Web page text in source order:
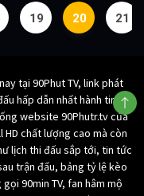
19 20 21
tại 90Phut TV, link phát
hấp dẫn nhất hành tinh
website 90Phutr.tv của
chất lượng cao mà còn
lịch thi đấu sắp tới, tin tức
trận đấu, bảng tỷ lệ kèo
90min TV, fan hâm mộ